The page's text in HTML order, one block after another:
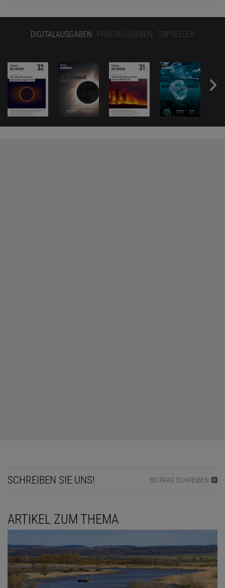
Zahnrades liegen zwischen einem solchen Zusammentreffen und
dem nächsten? Mit welcher Wahrscheinlichkeit ist solches
Zusammentreffen unmöglich, wenn Manni die Kette einsetzt, ohne
darauf zu achten?
Norbert Treitz
an der Universität Duisburg-Essen.
DIGITALAUSGABEN PRINTAUSGABEN TOPSELLER
SCHREIBEN SIE UNS! BEITRAG SCHREIBEN
ARTIKEL ZUM THEMA